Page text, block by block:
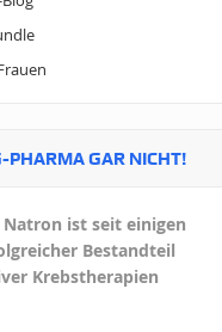
PHARMA GAR NICHT!
ist seit einigen
Bestandteil
Krebstherapien